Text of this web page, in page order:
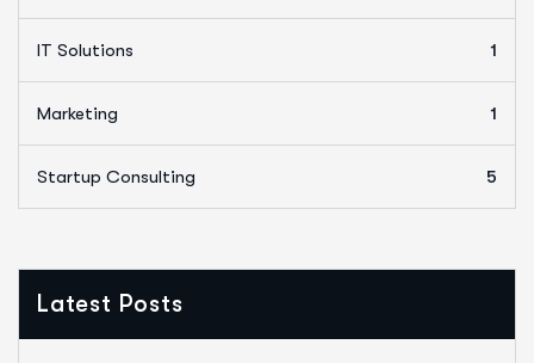
IT Solutions 1
Marketing 1
Startup Consulting 5
Latest Posts